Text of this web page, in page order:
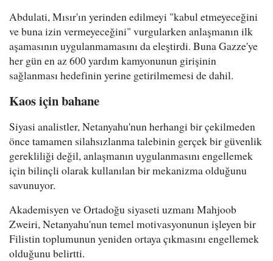
Abdulati, Mısır'ın yerinden edilmeyi "kabul etmeyeceğini
ve buna izin vermeyeceğini" vurgularken anlaşmanın ilk
aşamasının uygulanmamasını da eleştirdi. Buna Gazze'ye
her gün en az 600 yardım kamyonunun girişinin
sağlanması hedefinin yerine getirilmemesi de dahil.
Kaos için bahane
Siyasi analistler, Netanyahu'nun herhangi bir çekilmeden
önce tamamen silahsızlanma talebinin gerçek bir güvenlik
gerekliliği değil, anlaşmanın uygulanmasını engellemek
için bilinçli olarak kullanılan bir mekanizma olduğunu
savunuyor.
Akademisyen ve Ortadoğu siyaseti uzmanı Mahjoob
Zweiri, Netanyahu'nun temel motivasyonunun işleyen bir
Filistin toplumunun yeniden ortaya çıkmasını engellemek
olduğunu belirtti.